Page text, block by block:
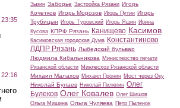
Зызин Заборье Застройка Рязани Игорь
Кочетков Игорь Морозов Игорь Путин Игорь
Трубицын Игорь Туровский Игорь Яшин Ирина
Кусова КПРФ Рязань Канищево Касимов
Касимовская городская Дума Константиново
ЛДПР Рязань Лыбедский бульвар
Людмила Кибальникова Министерство печати
Рязанской области Минлесхоз Рязанской области
Михаил Малахов Михаил Пронин Мост через Оку
Николай Булаев Николай Пилюгин Олег
Булеков Олег Ковалев Олег Шишов
Ольга Мишина Ольга Чуляева Петр Пыленок